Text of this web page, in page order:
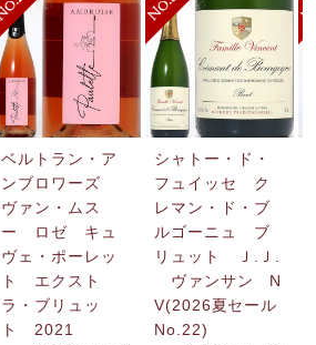
ベルトラン・ア
ンブロワーズ
ヴァン・ムス
ー ロゼ キュ
ヴェ・ポーレッ
ト エクスト
ラ・ブリュッ
ト 2021
シャトー・ド・
フュイッセ ク
レマン・ド・ブ
ルゴーニュ ブ
リュット Ｊ.Ｊ.
ヴァンサン N
V(2026夏セール
No.22)